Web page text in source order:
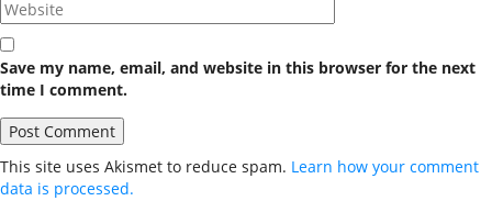
Save my name, email, and website in this browser for the next
time I comment.
This site uses Akismet to reduce spam. Learn how your comment
data is processed.